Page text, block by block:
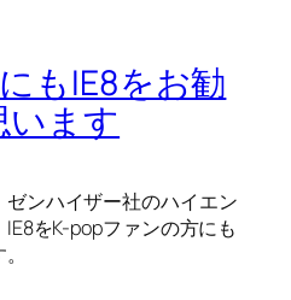
もIE8をお勧
ます
ゼンハイザー社のハイエン
をK-popファンの方にも